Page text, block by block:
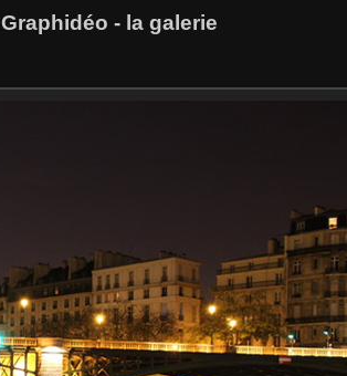
Graphidéo - la galerie